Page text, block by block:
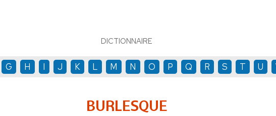
DICTIONNAIRE
G H I J K L M N O P Q R S T U
BURLESQUE